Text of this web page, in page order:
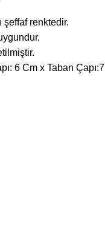
şeffaf renktedir.
6 Cm x Taban Çapı:7